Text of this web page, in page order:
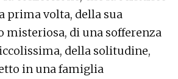
prima volta, della sua
misteriosa, di una sofferenza
della solitudine,
in una famiglia